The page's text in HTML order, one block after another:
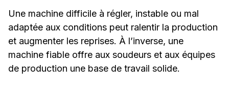
Une machine difficile à régler, instable ou mal
adaptée aux conditions peut ralentir la production
et augmenter les reprises. À l’inverse, une
machine fiable offre aux soudeurs et aux équipes
de production une base de travail solide.